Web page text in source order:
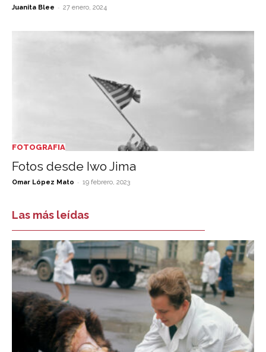
Juanita Blee - 27 enero, 2024
FOTOGRAFIA
Fotos desde Iwo Jima
Omar López Mato - 19 febrero, 2023
Las más leídas